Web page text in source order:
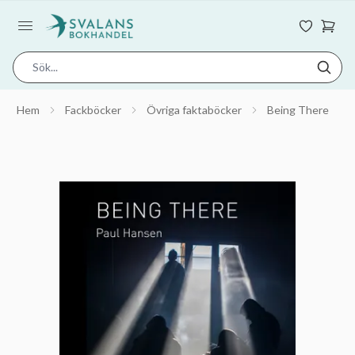
Hem Fackböcker Övriga faktaböcker Being There